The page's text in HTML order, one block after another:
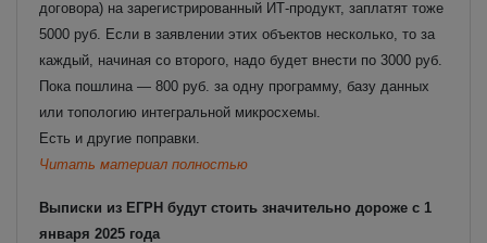
договора) на зарегистрированный ИТ-продукт, заплатят тоже
5000 руб. Если в заявлении этих объектов несколько, то за
каждый, начиная со второго, надо будет внести по 3000 руб.
Пока пошлина — 800 руб. за одну программу, базу данных
или топологию интегральной микросхемы.
Есть и другие поправки.
Читать материал полностью
Выписки из ЕГРН будут стоить значительно дороже с 1
января 2025 года